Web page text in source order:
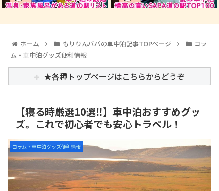
ホーム もりりんパパの車中泊記事TOPページ
コラ
ム・車中泊グッズ便利情報
★各種トップページはこちらからどうぞ
【寝る時厳選10選‼】車中泊おすすめグッ
ズ。これで初心者でも安心トラベル！
コラム・車中泊グッズ便利情報